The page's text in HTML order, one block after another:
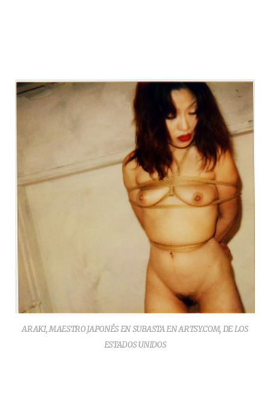
ARAKI, MAESTRO JAPONÉS EN SUBASTA EN ARTSY.COM, DE LOS
ESTADOS UNIDOS